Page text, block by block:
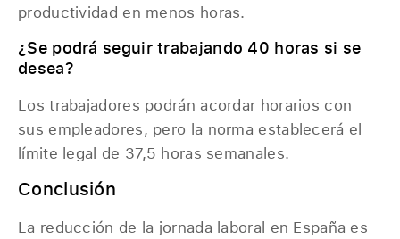
productividad en menos horas.
¿Se podrá seguir trabajando 40 horas si se
desea?
Los trabajadores podrán acordar horarios con
sus empleadores, pero la norma establecerá el
límite legal de 37,5 horas semanales.
Conclusión
La reducción de la jornada laboral en España es